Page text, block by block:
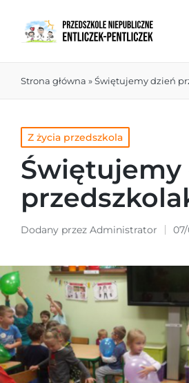
Strona główna »Świętujemy dzień
Z życia przedszkola
Świętujemy
Dodany przez Administrator